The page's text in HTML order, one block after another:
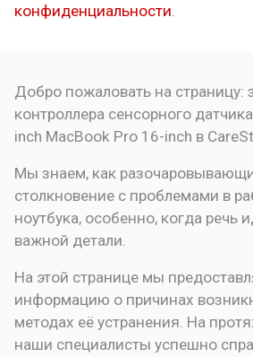
конфиденциальности
Добро пожаловать на страницу:
контроллера сенсорного
inch MacBook Pro 16-inch в
Мы знаем, как
столкновение с проблемами в
ноутбука, особенно, когда речь
важной детали.
На этой странице мы
информацию о причинах
методах её устранения. На
наши специалисты успешно